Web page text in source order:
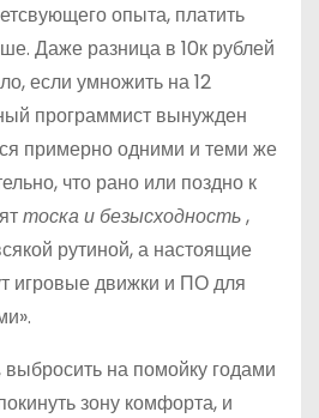
опыта, платить
Даже разница в 10к рублей
если умножить на 12
программист вынужден
примерно одними и теми же
что рано или поздно к
тоска и безысходность,
рутиной, а настоящие
игровые движки и ПО для
на помойку годами
зону комфорта, и